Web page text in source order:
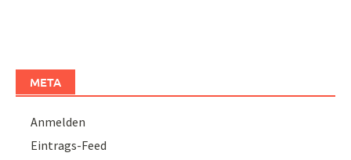
META
Anmelden
Eintrags-Feed